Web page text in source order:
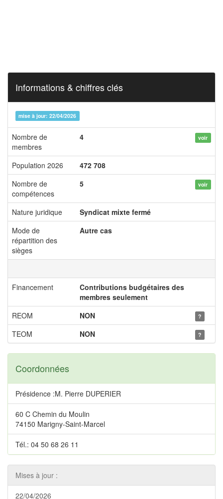
Informations & chiffres clés
mise à jour: 22/04/2026
Nombre de
membres
4 voir
Population 2026
472 708
Nombre de
compétences
5 voir
Nature juridique
Syndicat mixte fermé
Mode de
répartition des
sièges
Autre cas
Financement
Contributions budgétaires des
membres seulement
REOM
NON ?
TEOM NON ?
Coordonnées
Présidence :M. Pierre DUPERIER
60 C Chemin du Moulin
74150 Marigny-Saint-Marcel
Tél.: 04 50 68 26 11
Mises à jour :
22/04/2026